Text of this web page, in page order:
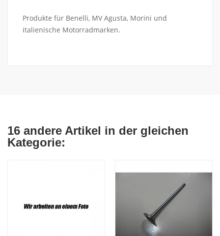
Produkte für Benelli, MV Agusta, Morini und
italienische Motorradmarken.
16 andere Artikel in der gleichen
Kategorie: